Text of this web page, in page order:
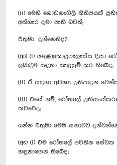
(ii) මෙහි ගොඩනැගිලි කිහිපයක්
අත්හැර දමා ඇති බවත්;
එතුමා දන්නෙහිද?
(ආ) (i) අඟුණුකොළපැලැස්ස දිසා
ලබාදීම සඳහා සැලසුම් කර තිබේද;
(ii) ඒ සඳහා අවශ්‍ය ප්‍රතිපාදන
(iii) එ‍සේ නම්, රෝහලේ
කවරේද;
යන්න එතුමා මෙම සභාවට
(ඇ) (i) එම රෝහලේ පවතින
හඳුනාගෙන තිබේද;